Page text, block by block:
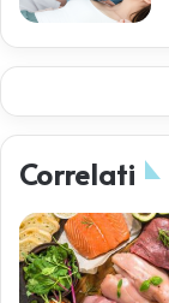
Correlati